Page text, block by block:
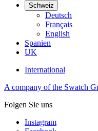
Schweiz
Deutsch
Français
English
Spanien
UK
International
A company of the Swatch
Folgen Sie uns
Instagram